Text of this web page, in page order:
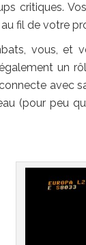
critiques.
fil de votre
vous, et
un
avec
(pour peu